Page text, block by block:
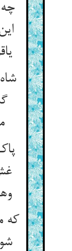
می‌کرد بهر امتحان
وهمش همی‌لرزید دل
که